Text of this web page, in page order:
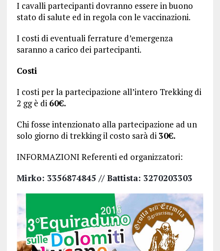
I cavalli partecipanti dovranno essere in buono
stato di salute ed in regola con le vaccinazioni.
I costi di eventuali ferrature d’emergenza
saranno a carico dei partecipanti.
Costi
I costi per la partecipazione all’intero Trekking di
2 gg è di 60€.
Chi fosse intenzionato alla partecipazione ad un
solo giorno di trekking il costo sarà di30€.
INFORMAZIONI Referenti ed organizzatori:
Mirko: 3356874845 // Battista: 3270203303